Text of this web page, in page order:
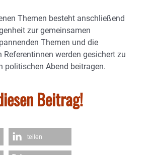
Themen besteht anschließend
zur gemeinsamen
Themen und die
Referentinnen werden gesichert zu
politischen Abend beitragen.
Beitrag!
teilen